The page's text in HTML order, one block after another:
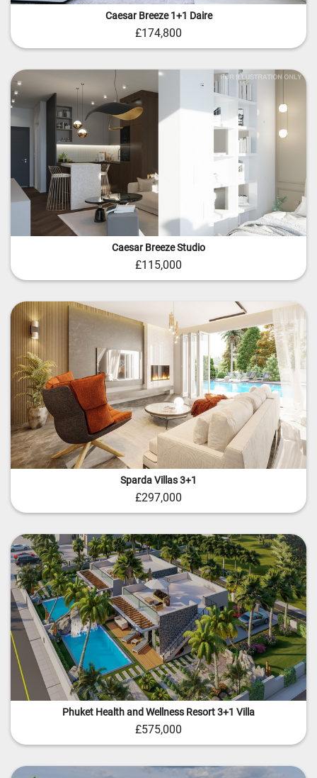
Caesar Breeze 1+1 Daire
£174,800
Caesar Breeze Studio
£115,000
Sparda Villas 3+1
£297,000
Phuket Health and Wellness Resort 3+1 Villa
£575,000